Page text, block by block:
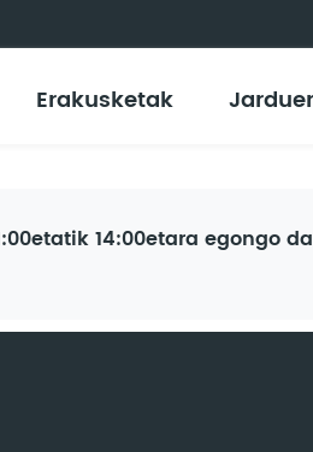
Erakusketak
14:00etara egongo